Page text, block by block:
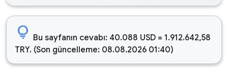
lightbulb Bu sayfanın cevabı: 40.088 USD = 1.912.642,58
TRY. (Son güncelleme: 08.08.2026 01:40)